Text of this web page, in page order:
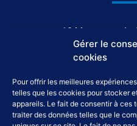
Gérer le
cookies
Pour offrir les meilleures
telles que les cookies pour stocker
appareils. Le fait de consentir à ces
traiter des données telles que le
1044, avenue du
37550
02 46